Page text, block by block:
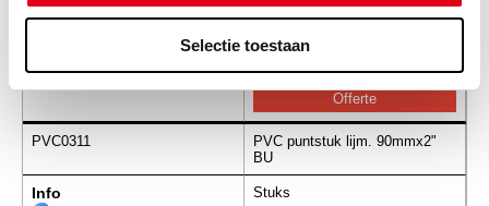
Selectie toestaan
-
PVC0311
PVC puntstuk lijm. 90mmx2"
BU
Info Stuks